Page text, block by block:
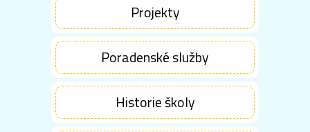
Projekty
Poradenské služby
Historie školy